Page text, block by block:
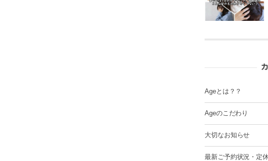
Ageとは？？
Ageのこだわり
大切なお知らせ
最新ご予約状況・定